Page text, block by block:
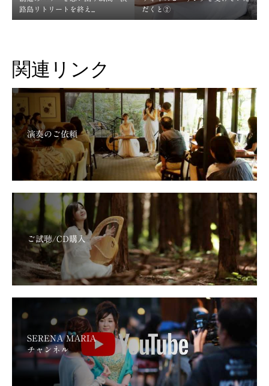
路島リトリートを終え...
だくと②
関連リンク
演奏のご依頼
ご試聴/CD購入
SERENA MARIA
チャンネル